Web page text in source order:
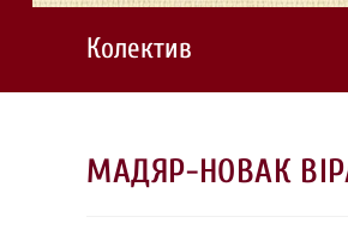
Колектив
МАДЯР-НОВАК